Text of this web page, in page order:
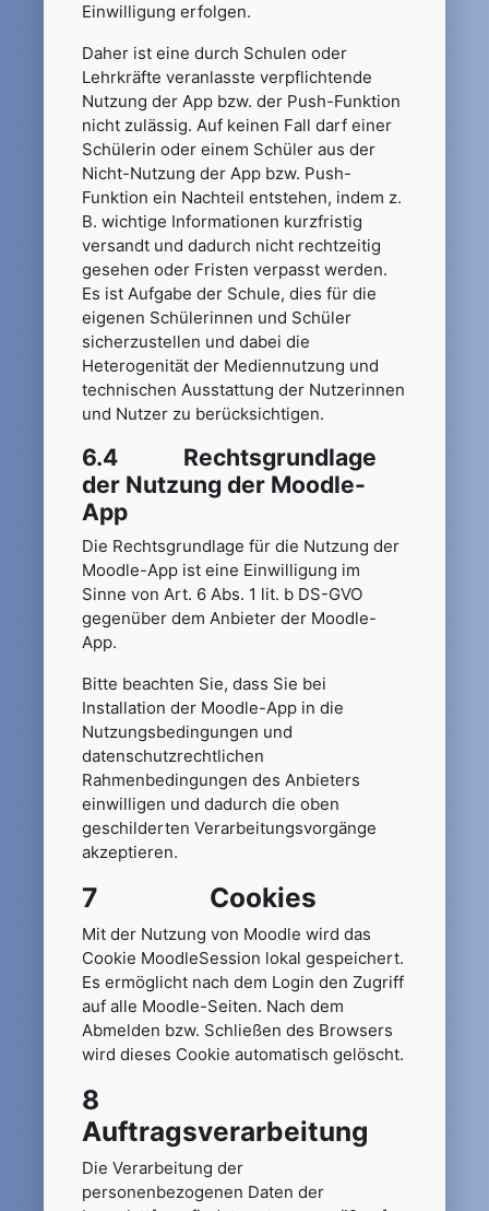
Einwilligung erfolgen.
Daher ist eine durch Schulen oder
Lehrkräfte veranlasste verpflichtende
Nutzung der App bzw. der Push-Funktion
nicht zulässig. Auf keinen Fall darf einer
Schülerin oder einem Schüler aus der
Nicht-Nutzung der App bzw. Push-
Funktion ein Nachteil entstehen, indem z.
B. wichtige Informationen kurzfristig
versandt und dadurch nicht rechtzeitig
gesehen oder Fristen verpasst werden.
Es ist Aufgabe der Schule, dies für die
eigenen Schülerinnen und Schüler
sicherzustellen und dabei die
Heterogenität der Mediennutzung und
technischen Ausstattung der Nutzerinnen
und Nutzer zu berücksichtigen.
6.4 Rechtsgrundlage
der Nutzung der Moodle-
App
Die Rechtsgrundlage für die Nutzung der
Moodle-App ist eine Einwilligung im
Sinne von Art. 6 Abs. 1 lit. b DS-GVO
gegenüber dem Anbieter der Moodle-
App.
Bitte beachten Sie, dass Sie bei
Installation der Moodle-App in die
Nutzungsbedingungen und
datenschutzrechtlichen
Rahmenbedingungen des Anbieters
einwilligen und dadurch die oben
geschilderten Verarbeitungsvorgänge
akzeptieren.
7 Cookies
Mit der Nutzung von Moodle wird das
Cookie MoodleSession lokal gespeichert.
Es ermöglicht nach dem Login den Zugriff
auf alle Moodle-Seiten. Nach dem
Abmelden bzw. Schließen des Browsers
wird dieses Cookie automatisch gelöscht.
8
Auftragsverarbeitung
Die Verarbeitung der
personenbezogenen Daten der